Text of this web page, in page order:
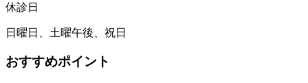
休診日
日曜日、土曜午後、祝日
おすすめポイント